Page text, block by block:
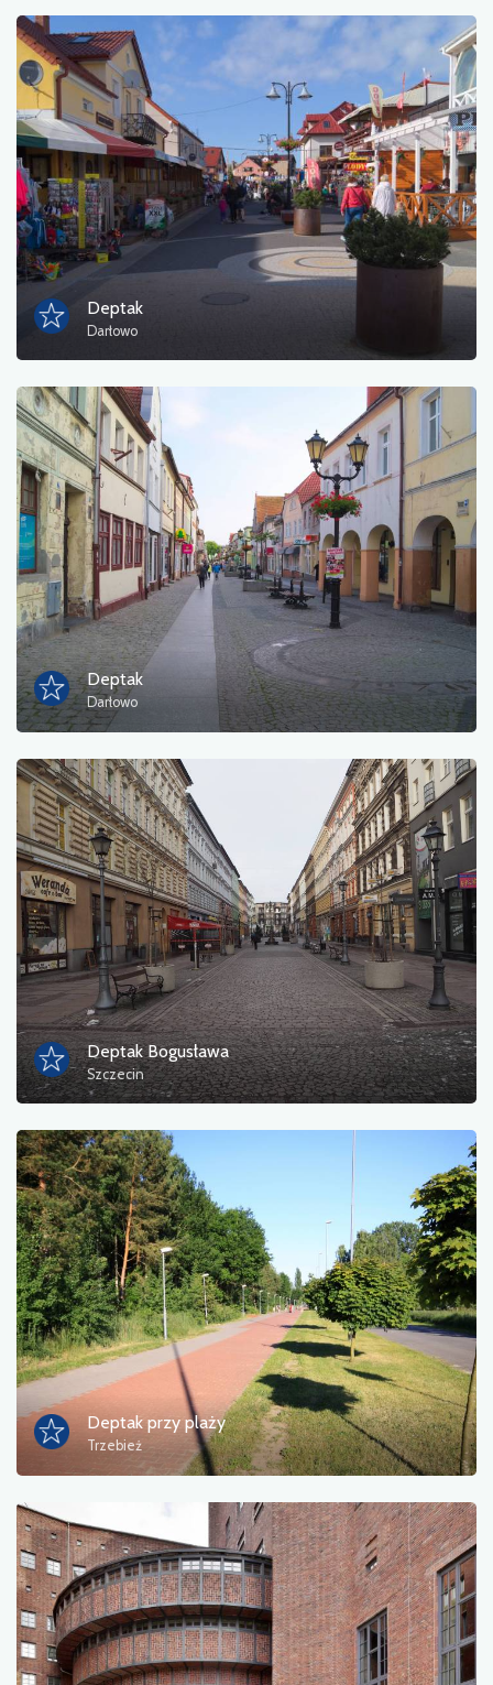
Deptak
Darłowo
Deptak
Darłowo
Deptak Bogusława
Szczecin
Deptak przy plaży
Trzebież
OK